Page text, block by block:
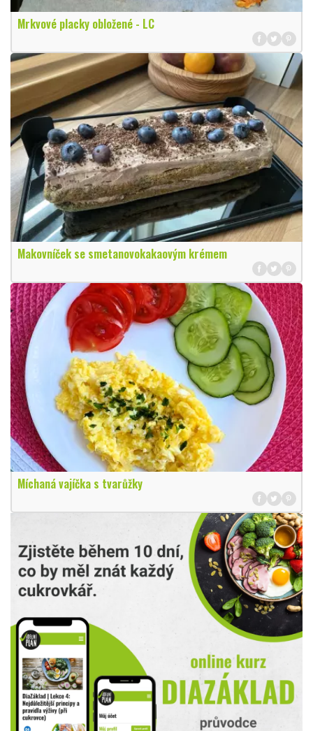
Mrkvové placky obložené - LC
Makovníček se smetanovokakaovým krémem
Míchaná vajíčka s tvarůžky